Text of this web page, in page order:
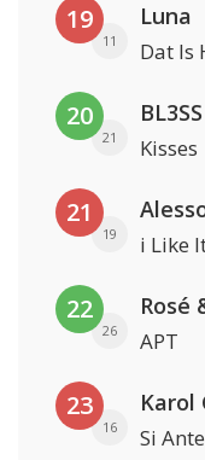
19
11
Luna
Dat Is
20
21 Kisses
21
19 i Like
22
26
Rosé
APT
23
16
Karol
Si